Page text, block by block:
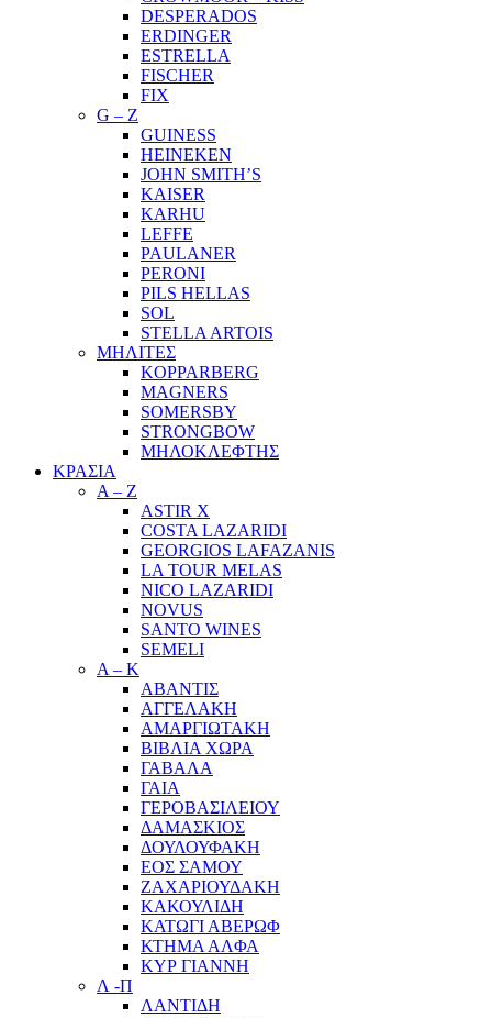
DESPERADOS
ERDINGER
ESTRELLA
FISCHER
FIX
G – Z
GUINESS
HEINEKEN
JOHN SMITH’S
KAISER
KARHU
LEFFE
PAULANER
PERONI
PILS HELLAS
SOL
STELLA ARTOIS
ΜΗΛΙΤΕΣ
KOPPARBERG
MAGNERS
SOMERSBY
STRONGBOW
ΜΗΛΟΚΛΕΦΤΗΣ
ΚΡΑΣΙΑ
A – Z
ASTIR X
COSTA LAZARIDI
GEORGIOS LAFAZANIS
LA TOUR MELAS
NICO LAZARIDI
NOVUS
SANTO WINES
SEMELI
Α – Κ
ΑΒΑΝΤΙΣ
ΑΓΓΕΛΑΚΗ
ΑΜΑΡΓΙΩΤΑΚΗ
ΒΙΒΛΙΑ ΧΩΡΑ
ΓΑΒΑΛΑ
ΓΑΙΑ
ΓΕΡΟΒΑΣΙΛΕΙΟΥ
ΔΑΜΑΣΚΙΟΣ
ΔΟΥΛΟΥΦΑΚΗ
ΕΟΣ ΣΑΜΟΥ
ΖΑΧΑΡΙΟΥΔΑΚΗ
ΚΑΚΟΥΛΙΔΗ
ΚΑΤΩΓΙ ΑΒΕΡΩΦ
ΚΤΗΜΑ ΑΛΦΑ
ΚΥΡ ΓΙΑΝΝΗ
Λ -Π
ΛΑΝΤΙΔΗ